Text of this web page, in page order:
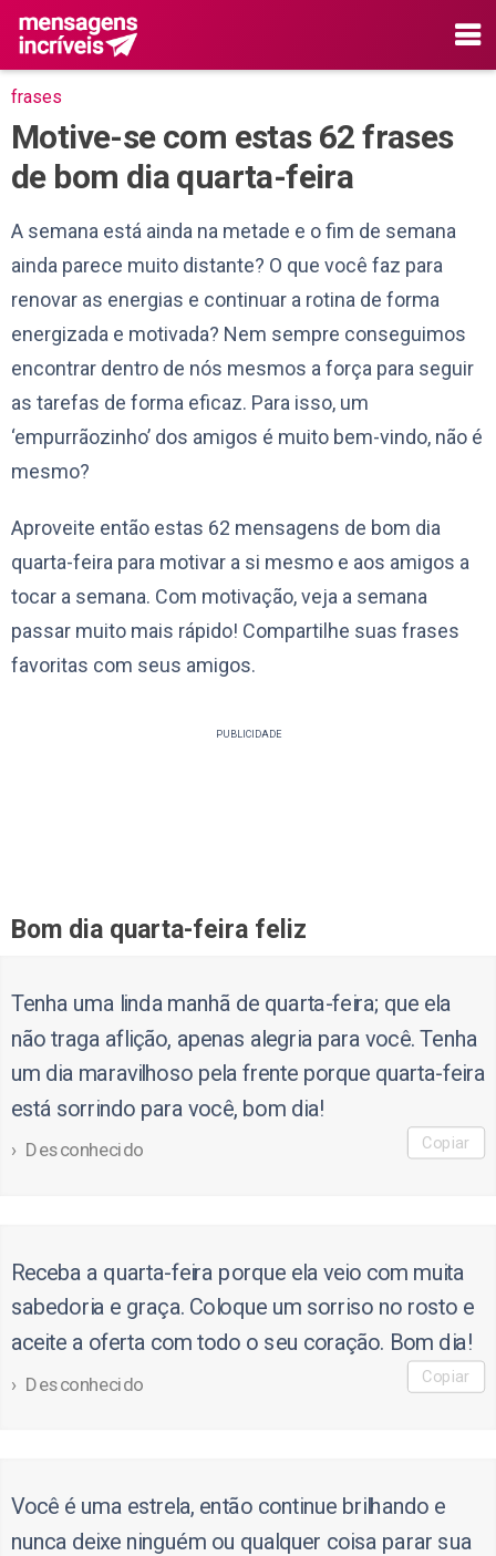
frases
Motive-se com estas 62 frases
de bom dia quarta-feira
A semana está ainda na metade e o fim de semana
ainda parece muito distante? O que você faz para
renovar as energias e continuar a rotina de forma
energizada e motivada? Nem sempre conseguimos
encontrar dentro de nós mesmos a força para seguir
as tarefas de forma eficaz. Para isso, um
‘empurrãozinho’ dos amigos é muito bem-vindo, não é
mesmo?
Aproveite então estas 62 mensagens de bom dia
quarta-feira para motivar a si mesmo e aos amigos a
tocar a semana. Com motivação, veja a semana
passar muito mais rápido! Compartilhe suas frases
favoritas com seus amigos.
PUBLICIDADE
Bom dia quarta-feira feliz
Tenha uma linda manhã de quarta-feira; que ela
não traga aflição, apenas alegria para você. Tenha
um dia maravilhoso pela frente porque quarta-feira
está sorrindo para você, bom dia!
Desconhecido Copiar
Receba a quarta-feira porque ela veio com muita
sabedoria e graça. Coloque um sorriso no rosto e
aceite a oferta com todo o seu coração. Bom dia!
Desconhecido Copiar
Você é uma estrela, então continue brilhando e
nunca deixe ninguém ou qualquer coisa parar sua